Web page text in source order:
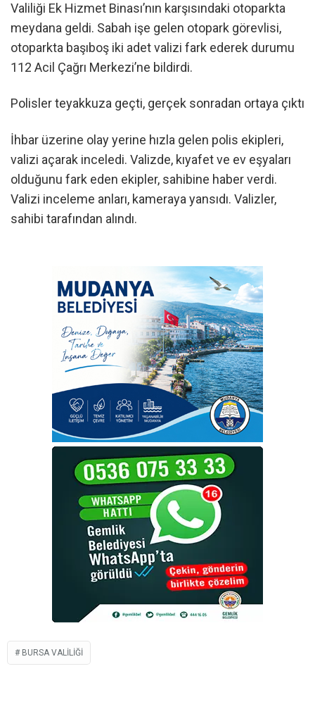
Valiliği Ek Hizmet Binası’nın karşısındaki otoparkta
meydana geldi. Sabah işe gelen otopark görevlisi,
otoparkta başıboş iki adet valizi fark ederek durumu
112 Acil Çağrı Merkezi’ne bildirdi.
Polisler teyakkuza geçti, gerçek sonradan ortaya çıktı
İhbar üzerine olay yerine hızla gelen polis ekipleri,
valizi açarak inceledi. Valizde, kıyafet ve ev eşyaları
olduğunu fark eden ekipler, sahibine haber verdi.
Valizi inceleme anları, kameraya yansıdı. Valizler,
sahibi tarafından alındı.
BURSA VALILIĞI